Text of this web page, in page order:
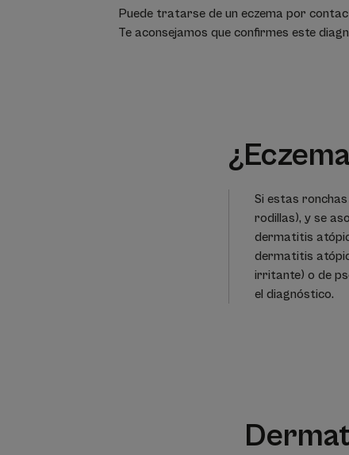
Puede tratarse de un eczema por
Te aconsejamos que confirmes este
Si estas
rodillas), y se
dermatitis
dermatitis
irritante) o de
el diagnóstico.